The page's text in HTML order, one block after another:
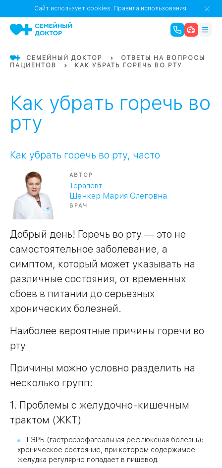
05
06
09
1 0
1 2
Бабушкинская
Теплый Стан
Академическая
Университет
Речной Вокзал
Янгеля
Сайт использует cookies. Правила использования.
СЕМЕЙНЫЙ ДОКТОР
ОТВЕТЫ НА ВОПРОСЫ
ПАЦИЕНТОВ
КАК УБРАТЬ ГОРЕЧЬ ВО РТУ
Как убрать горечь во
рту
Как убрать горечь во рту, часто
АВТОР
Терапевт
Шенкер Мария Олеговна
ВРАЧ
Добрый день! Горечь во рту — это не
самостоятельное заболевание, а
симптом, который может указывать на
различные состояния, от временных
сбоев в питании до серьезных
хронических болезней.
Наиболее вероятные причины горечи во
рту
Причины можно условно разделить на
несколько групп:
1. Проблемы с желудочно-кишечным
трактом (ЖКТ)
ГЭРБ (гастроэзофагеальная рефлюксная болезнь):
хроническое состояние, при котором содержимое
желудка регулярно попадает в пищевод.